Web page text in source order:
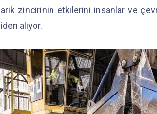
zincirinin etkilerini insanlar ve
alıyor.